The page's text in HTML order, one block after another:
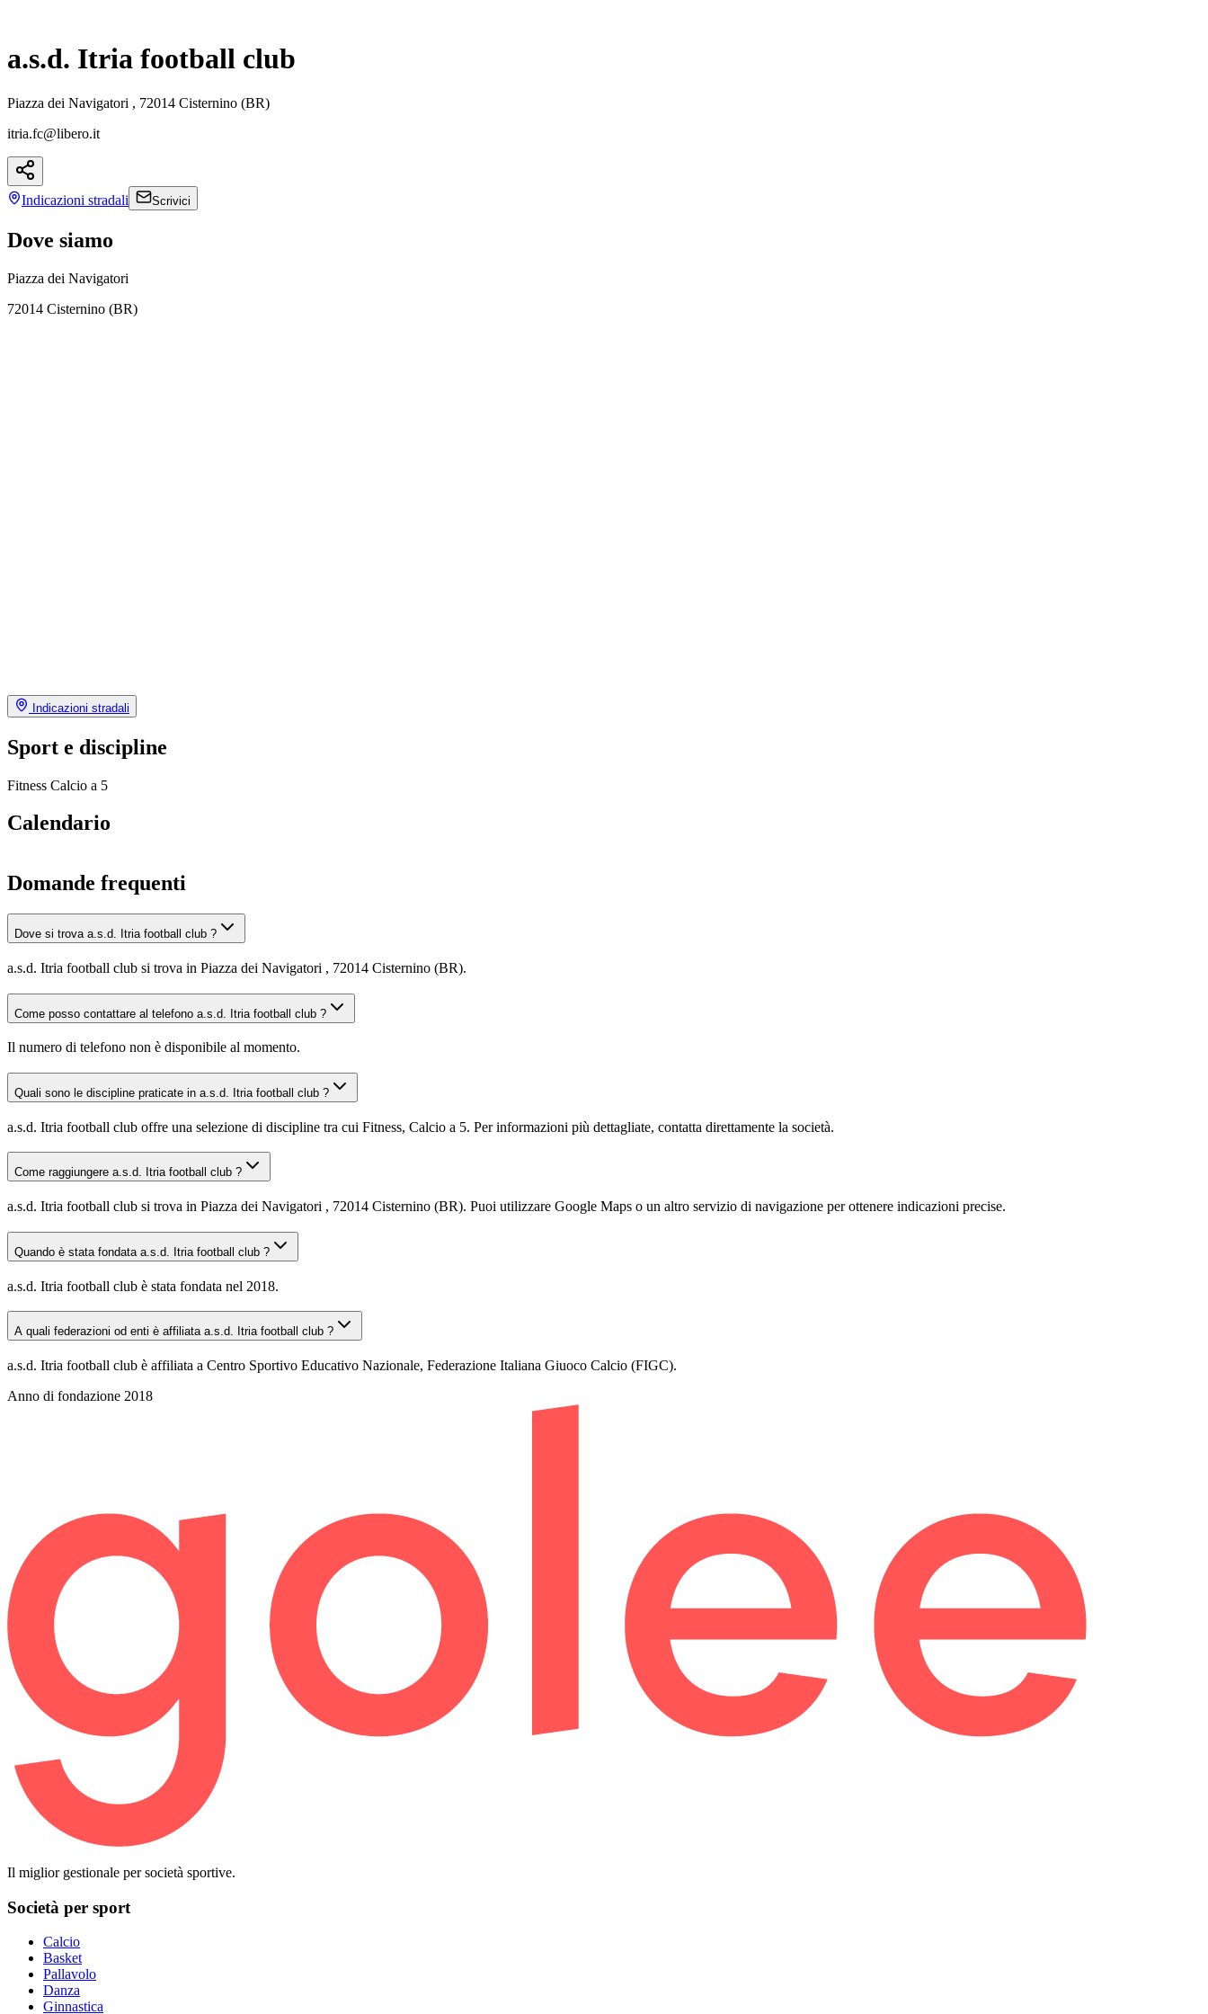
a.s.d. Itria football club
Piazza dei Navigatori , 72014 Cisternino (BR)
itria.fc@libero.it
Indicazioni stradali Scrivici
Dove siamo
Piazza dei Navigatori
72014 Cisternino (BR)
Indicazioni stradali
Sport e discipline
Fitness Calcio a 5
Calendario
Domande frequenti
Dove si trova a.s.d. Itria football club ?
a.s.d. Itria football club si trova in Piazza dei Navigatori , 72014 Cisternino (BR).
Come posso contattare al telefono a.s.d. Itria football club ?
Il numero di telefono non è disponibile al momento.
Quali sono le discipline praticate in a.s.d. Itria football club ?
a.s.d. Itria football club offre una selezione di discipline tra cui Fitness, Calcio a 5. Per informazioni più dettagliate, contatta direttamente la società.
Come raggiungere a.s.d. Itria football club ?
a.s.d. Itria football club si trova in Piazza dei Navigatori , 72014 Cisternino (BR). Puoi utilizzare Google Maps o un altro servizio di navigazione per ottenere indicazioni precise.
Quando è stata fondata a.s.d. Itria football club ?
a.s.d. Itria football club è stata fondata nel 2018.
A quali federazioni od enti è affiliata a.s.d. Itria football club ?
a.s.d. Itria football club è affiliata a Centro Sportivo Educativo Nazionale, Federazione Italiana Giuoco Calcio (FIGC).
Anno di fondazione 2018
Il miglior gestionale per società sportive.
Società per sport
Calcio
Basket
Pallavolo
Danza
Ginnastica